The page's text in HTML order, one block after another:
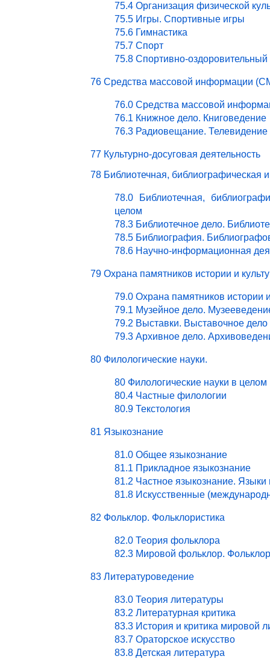
75.4 Организация физической
75.5 Игры. Спортивные игры
75.6 Гимнастика
75.7 Спорт
75.8 Спортивно-
76 Средства массовой информации
76.0 Средства массовой
76.1 Книжное дело. Книговедение
76.3 Радиовещание. Телевидение
77 Культурно-досуговая деятельность
78 Библиотечная, библиографическая
78.0 Библиотечная,
целом
78.3 Библиотечное дело.
78.5 Библиография.
78.6 Научно-информационная
79 Охрана памятников истории и
79.0 Охрана памятников истории
79.1 Музейное дело.
79.2 Выставки. Выставочное дело
79.3 Архивное дело.
80 Филологические науки.
80 Филологические науки в целом
80.4 Частные филологии
80.9 Текстология
81 Языкознание
81.0 Общее языкознание
81.1 Прикладное языкознание
81.2 Частное языкознание. Языки
81.8 Искусственные
82 Фольклор. Фольклористика
82.0 Теория фольклора
82.3 Мировой фольклор.
83 Литературоведение
83.0 Теория литературы
83.2 Литературная критика
83.3 История и критика мировой
83.7 Ораторское искусство
83.8 Детская литература